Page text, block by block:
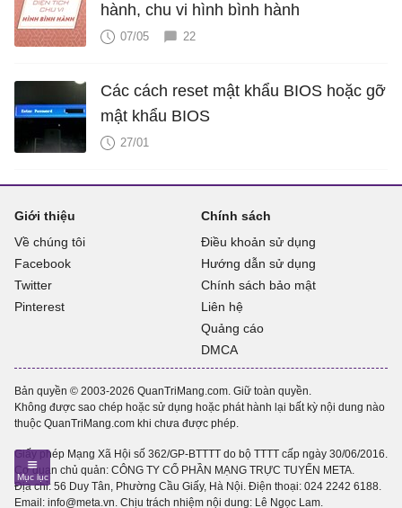
hành, chu vi hình bình hành
07/05 22
Các cách reset mật khẩu BIOS hoặc gỡ
mật khẩu BIOS
27/01
Giới thiệu
Về chúng tôi
Facebook
Twitter
Pinterest
Chính sách
Điều khoản sử dụng
Hướng dẫn sử dụng
Chính sách bảo mật
Liên hệ
Quảng cáo
DMCA
Bản quyền © 2003-2026 QuanTriMang.com. Giữ toàn quyền.
Không được sao chép hoặc sử dụng hoặc phát hành lại bất kỳ nội dung nào
thuộc QuanTriMang.com khi chưa được phép.
Giấy phép Mạng Xã Hội số 362/GP-BTTTT do bộ TTTT cấp ngày 30/06/2016.
Cơ quan chủ quản: CÔNG TY CỔ PHẦN MẠNG TRỰC TUYẾN META.
Địa chỉ: 56 Duy Tân, Phường Cầu Giấy, Hà Nội. Điện thoại: 024 2242 6188.
Email: info@meta.vn. Chịu trách nhiệm nội dung: Lê Ngọc Lam.